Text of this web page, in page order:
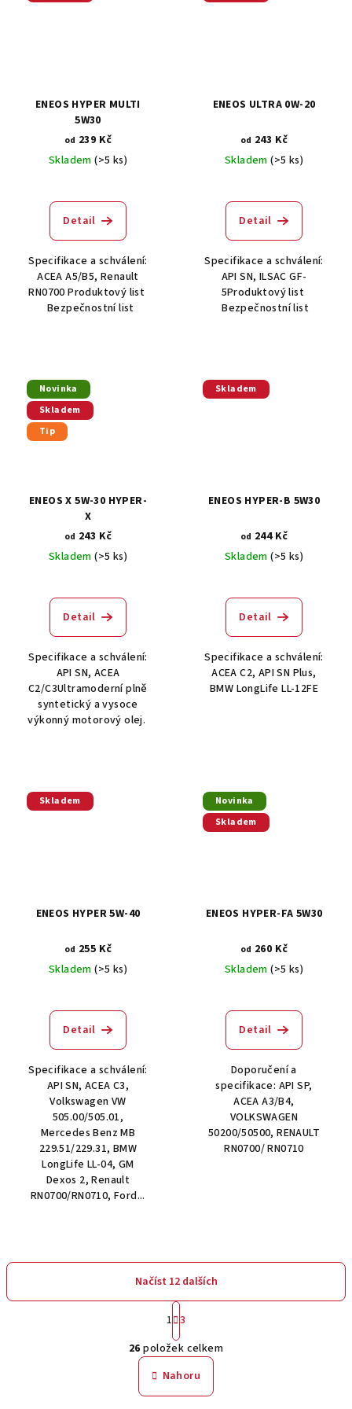
ENEOS HYPER MULTI
5W30
od 239 Kč
Skladem(>5 ks)
Detail
Specifikace a schválení:
ACEA A5/B5, Renault
RN0700 Produktový list
Bezpečnostní list
ENEOS ULTRA 0W-20
od 243 Kč
Skladem(>5 ks)
Detail
Specifikace a schválení:
API SN, ILSAC GF-
5Produktový list
Bezpečnostní list
Novinka
Skladem
Tip
ENEOS X 5W-30 HYPER-
X
od 243 Kč
Skladem(>5 ks)
Detail
Specifikace a schválení:
API SN, ACEA
C2/C3Ultramoderní plně
syntetický a vysoce
výkonný motorový olej.
Skladem
ENEOS HYPER-B 5W30
od 244 Kč
Skladem(>5 ks)
Detail
Specifikace a schválení:
ACEA C2, API SN Plus,
BMW LongLife LL-12FE
Skladem
ENEOS HYPER 5W-40
od 255 Kč
Skladem(>5 ks)
hodnocení
produktu
z
5
hvězdiček.
Detail
Specifikace a schválení:
API SN, ACEA C3,
Volkswagen VW
505.00/505.01,
Mercedes Benz MB
229.51/229.31, BMW
LongLife LL-04, GM
Dexos 2, Renault
RN0700/RN0710, Ford...
Novinka
Skladem
ENEOS HYPER-FA 5W30
od 260 Kč
Skladem(>5 ks)
Detail
Doporučení a
specifikace: API SP,
ACEA A3/B4,
VOLKSWAGEN
50200/50500, RENAULT
RN0700/ RN0710
O
v
l
Načíst 12 dalších
S
t
r
á
n
k
o
1 3
26 položek celkem
Nahoru